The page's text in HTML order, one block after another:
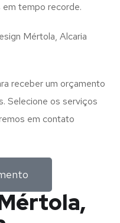
tempo recorde.
Mértola, Alcaria
receber um orçamento
Selecione os serviços
em contato